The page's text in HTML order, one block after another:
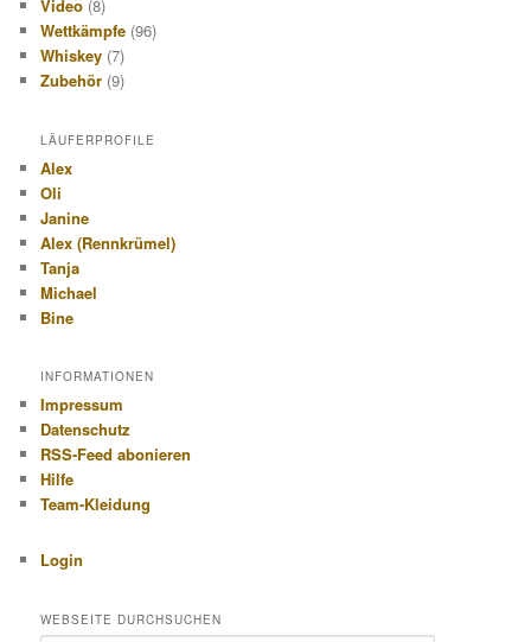
Video (8)
Wettkämpfe (96)
Whiskey (7)
Zubehör (9)
LÄUFERPROFILE
Alex
Oli
Janine
Alex (Rennkrümel)
Tanja
Michael
Bine
INFORMATIONEN
Impressum
Datenschutz
RSS-Feed abonieren
Hilfe
Team-Kleidung
Login
WEBSEITE DURCHSUCHEN